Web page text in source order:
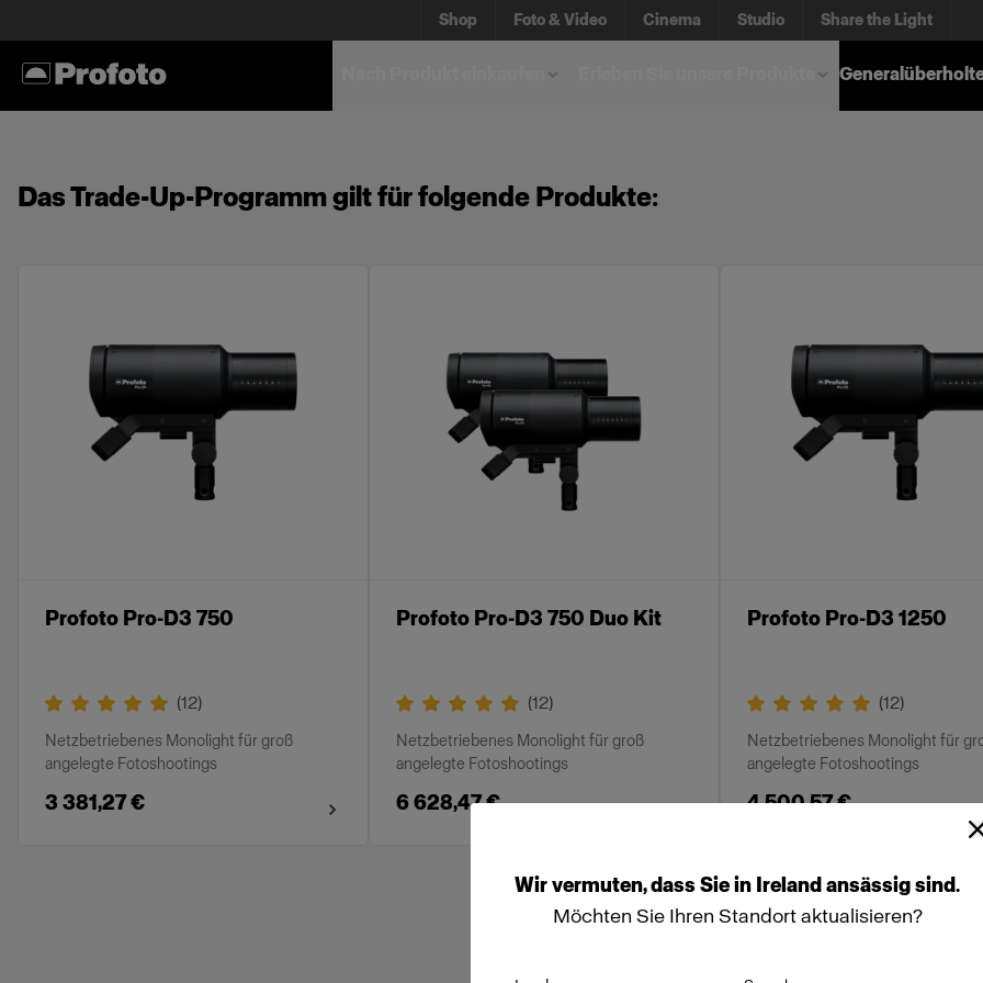
Wirvermuten,dass Siein Ireland ansässigsind.
Möchten Sie Ihren Standort aktualisieren?
Shop Foto & Video Cinema Studio Share the Light
Das Trade-Up-Programm gilt für folgende Produkte:
Profoto Pro-D3 750
(12)
Netzbetriebenes Monolight für groß
angelegte Fotoshootings
3 381,27 €
Profoto Pro-D3 750 Duo Kit
(12)
Netzbetriebenes Monolight für groß
angelegte Fotoshootings
6 628,47 €
Profoto Pro-D3 1250
(12)
Netzbetriebenes Monolight für
angelegte Fotoshootings
4 500,57 €